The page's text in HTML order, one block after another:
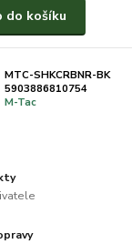
do košíku
MTC-SHKCRBNR-BK
5903886810754
M-Tac